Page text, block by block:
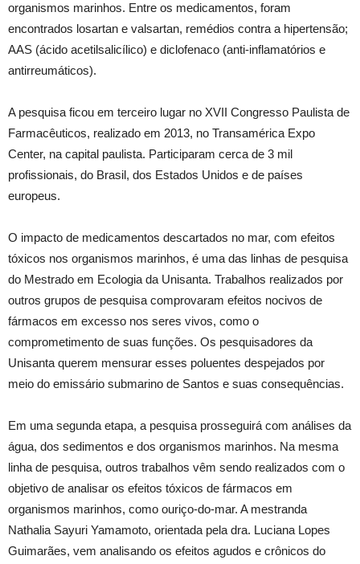
organismos marinhos. Entre os medicamentos, foram
encontrados losartan e valsartan, remédios contra a hipertensão;
AAS (ácido acetilsalicílico) e diclofenaco (anti-inflamatórios e
antirreumáticos).
A pesquisa ficou em terceiro lugar no XVII Congresso Paulista de
Farmacêuticos, realizado em 2013, no Transamérica Expo
Center, na capital paulista. Participaram cerca de 3 mil
profissionais, do Brasil, dos Estados Unidos e de países
europeus.
O impacto de medicamentos descartados no mar, com efeitos
tóxicos nos organismos marinhos, é uma das linhas de pesquisa
do Mestrado em Ecologia da Unisanta. Trabalhos realizados por
outros grupos de pesquisa comprovaram efeitos nocivos de
fármacos em excesso nos seres vivos, como o
comprometimento de suas funções. Os pesquisadores da
Unisanta querem mensurar esses poluentes despejados por
meio do emissário submarino de Santos e suas consequências.
Em uma segunda etapa, a pesquisa prosseguirá com análises da
água, dos sedimentos e dos organismos marinhos. Na mesma
linha de pesquisa, outros trabalhos vêm sendo realizados com o
objetivo de analisar os efeitos tóxicos de fármacos em
organismos marinhos, como ouriço-do-mar. A mestranda
Nathalia Sayuri Yamamoto, orientada pela dra. Luciana Lopes
Guimarães, vem analisando os efeitos agudos e crônicos do